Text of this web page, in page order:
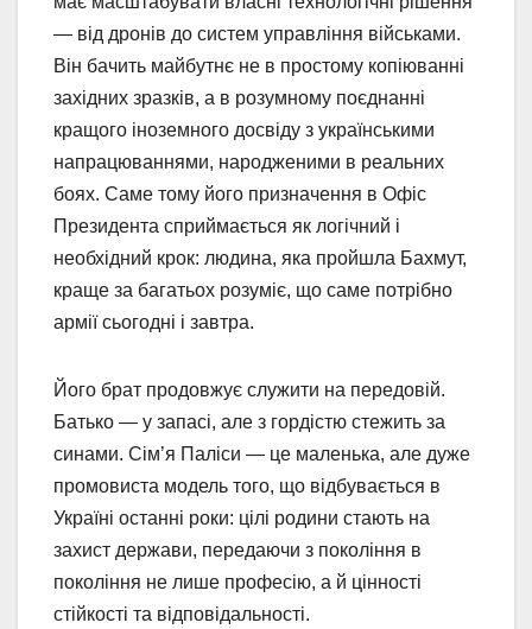
— від дронів до систем управління військами.
Він бачить майбутнє не в простому копіюванні
західних зразків, а в розумному поєднанні
кращого іноземного досвіду з українськими
напрацюваннями, народженими в реальних
боях. Саме тому його призначення в Офіс
Президента сприймається як логічний і
необхідний крок: людина, яка пройшла Бахмут,
краще за багатьох розуміє, що саме потрібно
армії сьогодні і завтра.
Його брат продовжує служити на передовій.
Батько — у запасі, але з гордістю стежить за
синами. Сім’я Паліси — це маленька, але дуже
промовиста модель того, що відбувається в
Україні останні роки: цілі родини стають на
захист держави, передаючи з покоління в
покоління не лише професію, а й цінності
стійкості та відповідальності.